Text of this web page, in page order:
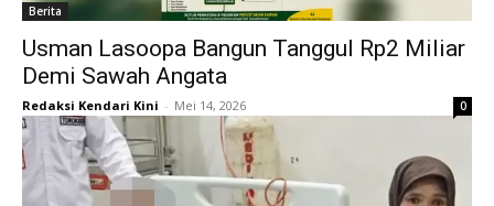
Berita
Usman Lasoopa Bangun Tanggul Rp2 Miliar
Demi Sawah Angata
Redaksi Kendari Kini - Mei 14, 2026 0